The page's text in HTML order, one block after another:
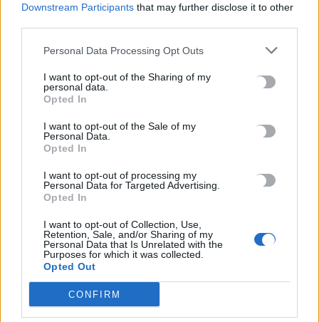
Downstream Participants that may further disclose it to other
Personal Data Processing Opt Outs
I want to opt-out of the Sharing of my
personal data.
Opted In
I want to opt-out of the Sale of my
Personal Data.
Opted In
I want to opt-out of processing my
Personal Data for Targeted Advertising.
Opted In
I want to opt-out of Collection, Use,
Retention, Sale, and/or Sharing of my
Personal Data that Is Unrelated with the
Purposes for which it was collected.
Opted Out
CONFIRM
ΚΟΙΝΩΝΙΑ
Αναζητείται αστυνομικός στην Ηλεία –
Καταδικάστηκε σε πέντε χρόνια φυλακή
Ποινή φυλάκισης πέντε ετών και τριών μηνών χωρίς αναστολή,
επέβαλε το Μονομελές Πλημμελειοδικείο Αμαλιάδας σε εν
ενεργεία αστυνομικό…
Newsroom 29 Ιουνίου, 2026